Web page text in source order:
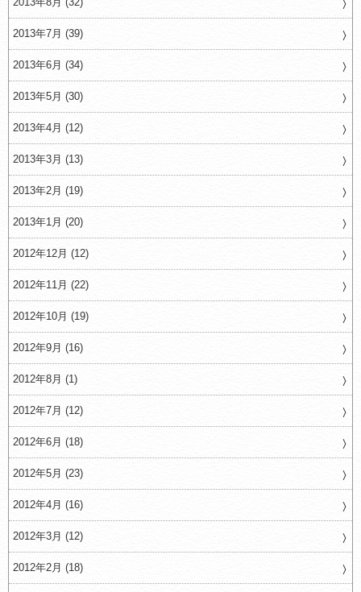
2013年7月 (39)
2013年6月 (34)
2013年5月 (30)
2013年4月 (12)
2013年3月 (13)
2013年2月 (19)
2013年1月 (20)
2012年12月 (12)
2012年11月 (22)
2012年10月 (19)
2012年9月 (16)
2012年8月 (1)
2012年7月 (12)
2012年6月 (18)
2012年5月 (23)
2012年4月 (16)
2012年3月 (12)
2012年2月 (18)